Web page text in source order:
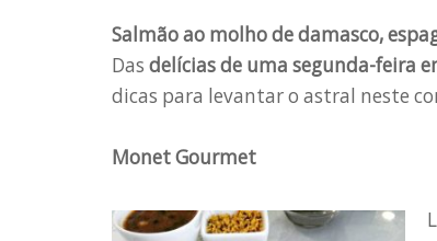
Salmão ao molho de damasco,
Das delícias de uma segunda-feira
dicas para levantar o astral neste
Monet Gourmet